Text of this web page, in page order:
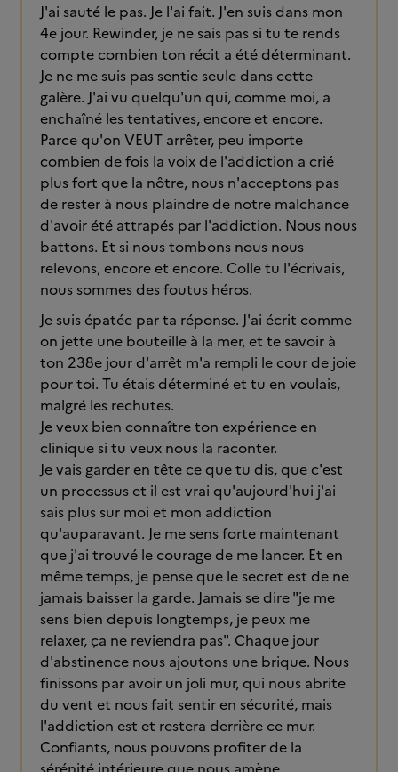
J'ai sauté le pas. Je l'ai fait. J'en suis dans mon
4e jour. Rewinder, je ne sais pas si tu te rends
compte combien ton récit a été déterminant.
Je ne me suis pas sentie seule dans cette
galère. J'ai vu quelqu'un qui, comme moi, a
enchaîné les tentatives, encore et encore.
Parce qu'on VEUT arrêter, peu importe
combien de fois la voix de l'addiction a crié
plus fort que la nôtre, nous n'acceptons pas
de rester à nous plaindre de notre malchance
d'avoir été attrapés par l'addiction. Nous nous
battons. Et si nous tombons nous nous
relevons, encore et encore. Colle tu l'écrivais,
nous sommes des foutus héros.
Je suis épatée par ta réponse. J'ai écrit comme
on jette une bouteille à la mer, et te savoir à
ton 238e jour d'arrêt m'a rempli le cour de joie
pour toi. Tu étais déterminé et tu en voulais,
malgré les rechutes.
Je veux bien connaître ton expérience en
clinique si tu veux nous la raconter.
Je vais garder en tête ce que tu dis, que c'est
un processus et il est vrai qu'aujourd'hui j'ai
sais plus sur moi et mon addiction
qu'auparavant. Je me sens forte maintenant
que j'ai trouvé le courage de me lancer. Et en
même temps, je pense que le secret est de ne
jamais baisser la garde. Jamais se dire "je me
sens bien depuis longtemps, je peux me
relaxer, ça ne reviendra pas". Chaque jour
d'abstinence nous ajoutons une brique. Nous
finissons par avoir un joli mur, qui nous abrite
du vent et nous fait sentir en sécurité, mais
l'addiction est et restera derrière ce mur.
Confiants, nous pouvons profiter de la